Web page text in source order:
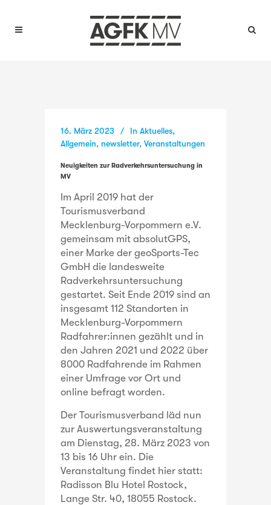
16. März 2023 In Aktuelles,
Allgemein, newsletter, Veranstaltungen
Neuigkeiten zur Radverkehrsuntersuchung in
MV
Im April 2019 hat der
Tourismusverband
Mecklenburg-Vorpommern e.V.
gemeinsam mit absolutGPS,
einer Marke der geoSports-Tec
GmbH die landesweite
Radverkehrsuntersuchung
gestartet. Seit Ende 2019 sind an
insgesamt 112 Standorten in
Mecklenburg-Vorpommern
Radfahrer:innen gezählt und in
den Jahren 2021 und 2022 über
8000 Radfahrende im Rahmen
einer Umfrage vor Ort und
online befragt worden.
Der Tourismusverband läd nun
zur Auswertungsveranstaltung
am Dienstag, 28. März 2023 von
13 bis 16 Uhr ein. Die
Veranstaltung findet hier statt:
Radisson Blu Hotel Rostock,
Lange Str. 40, 18055 Rostock.